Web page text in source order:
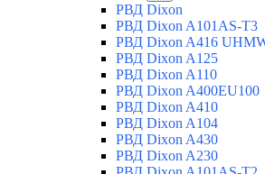
РВД Dixon
РВД Dixon A101AS-T3
РВД Dixon A416
РВД Dixon A125
РВД Dixon A110
РВД Dixon A400EU100
РВД Dixon A410
РВД Dixon A104
РВД Dixon A430
РВД Dixon A230